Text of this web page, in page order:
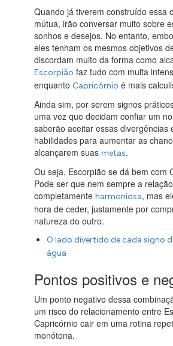
Quando já tiverem construído essa
mútua, irão conversar muito sobre
sonhos e desejos. No entanto,
eles tenham os mesmos objetivos
discordam muito da forma como
Escorpião faz tudo com muita
enquanto Capricórnio é mais
Ainda sim, por serem signos
uma vez que decidam confiar um
saberão aceitar essas divergências
habilidades para aumentar as
alcançarem suasmetas.
Ou seja, Escorpião se dá bem com
Pode ser que nem sempre a
completamenteharmoniosa, mas
hora de ceder, justamente por
natureza do outro.
O lado divertido de cada signo
água
Pontos positivos e
Um ponto negativo dessa
um risco do relacionamento entre
Capricórnio cair em uma rotina
monótona.